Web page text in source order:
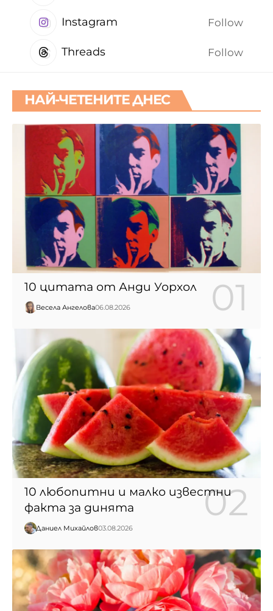
Instagram Follow
Threads Follow
НАЙ-ЧЕТЕНИТЕ ДНЕС
10 цитата от Анди Уорхол
Весела Ангелова06.08.2026
10 любопитни и малко известни
факта за динята
Даниел Михайлов03.08.2026